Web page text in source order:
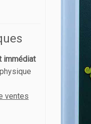
immédiat
ventes